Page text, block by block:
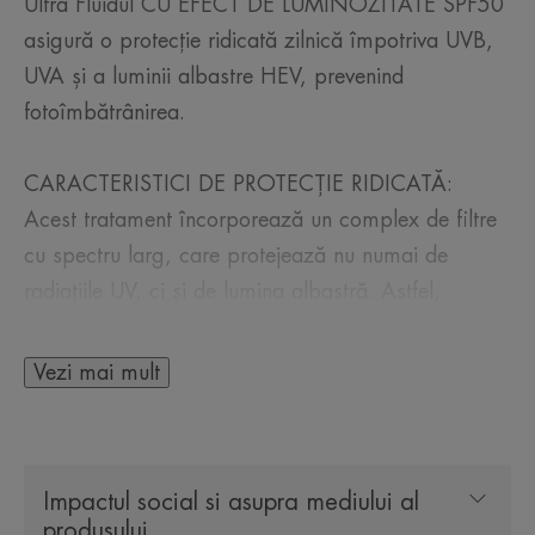
Ultra Fluidul CU EFECT DE LUMINOZITATE SPF50
asigură o protecție ridicată zilnică împotriva UVB,
UVA și a luminii albastre HEV, prevenind
fotoîmbătrânirea.
CARACTERISTICI DE PROTECȚIE RIDICATĂ:
Acest tratament încorporează un complex de filtre
cu spectru larg, care protejează nu numai de
aplicare, ceea ce o face o bază de machiaj
Vezi mai mult
Impactul social si asupra mediului al